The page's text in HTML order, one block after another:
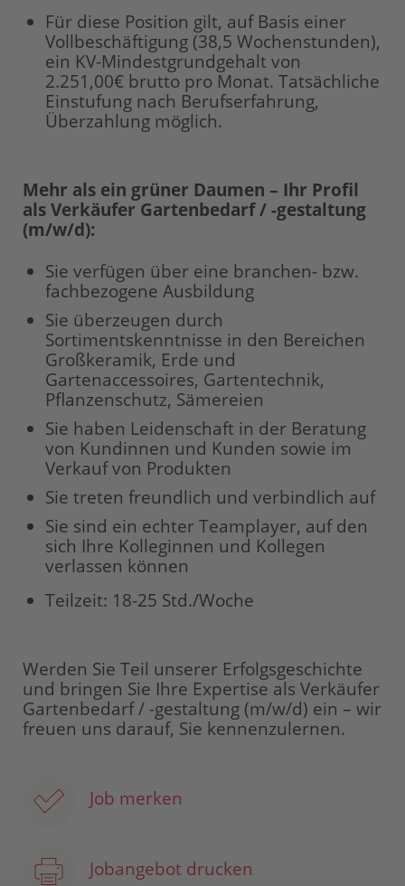
Für diese Position gilt, auf Basis einer
Vollbeschäftigung (38,5 Wochenstunden),
ein KV-Mindestgrundgehalt von
2.251,00€ brutto pro Monat. Tatsächliche
Einstufung nach Berufserfahrung,
Überzahlung möglich.
Mehr als ein grüner Daumen – Ihr Profil
als Verkäufer Gartenbedarf / -gestaltung
(m/w/d):
Sie verfügen über eine branchen- bzw.
fachbezogene Ausbildung
Sie überzeugen durch
Sortimentskenntnisse in den Bereichen
Großkeramik, Erde und
Gartenaccessoires, Gartentechnik,
Pflanzenschutz, Sämereien
Sie haben Leidenschaft in der Beratung
von Kundinnen und Kunden sowie im
Verkauf von Produkten
Sie treten freundlich und verbindlich auf
Sie sind ein echter Teamplayer, auf den
sich Ihre Kolleginnen und Kollegen
verlassen können
Teilzeit: 18-25 Std./Woche
Werden Sie Teil unserer Erfolgsgeschichte
und bringen Sie Ihre Expertise als Verkäufer
Gartenbedarf / -gestaltung (m/w/d) ein – wir
freuen uns darauf, Sie kennenzulernen.
Job merken
Jobangebot drucken